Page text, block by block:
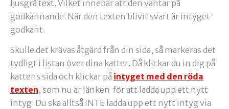
ljusgrå text. Vilket innebär att den väntar på
godkännande. När den texten blivit svart är intyget
godkänt.
Skulle det krävas åtgärd från din sida, så markeras det
tydligt i listan över dina katter. Då klickar du in dig på
kattens sida och klickar på intyget med den röda
texten, som nu är länken för att ladda upp ett nytt
intyg. Du ska alltså INTE ladda upp ett nytt intyg via